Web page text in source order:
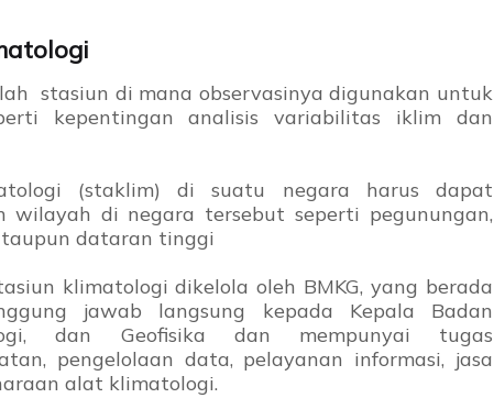
stasiun di mana observasinya digunakan untuk
kepentingan analisis variabilitas iklim dan
(staklim) di suatu negara harus dapat
wilayah di negara tersebut seperti pegunungan,
dataran tinggi
klimatologi dikelola oleh BMKG, yang berada
jawab langsung kepada Kepala Badan
dan Geofisika dan mempunyai tugas
pengelolaan data, pelayanan informasi, jasa
alat klimatologi.